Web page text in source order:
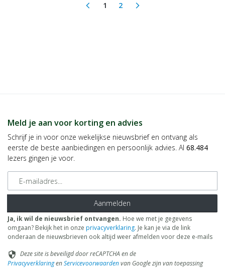
arrow_back_ios 1(current)
2 arrow_forward_ios
Meld je aan voor korting en advies
Schrijf je in voor onze wekelijkse nieuwsbrief en ontvang als
eerste de beste aanbiedingen en persoonlijk advies. Al 68.484
lezers gingen je voor.
E-mailadres
Aanmelden
Ja, ik wil de nieuwsbrief ontvangen. Hoe we met je gegevens
omgaan? Bekijk het in onze privacyverklaring. Je kan je via de link
onderaan de nieuwsbrieven ook altijd weer afmelden voor deze e-mails
security Deze site is beveiligd door reCAPTCHA en de
PrivacyverklaringenServicevoorwaardenvan Google zijn van toepassing